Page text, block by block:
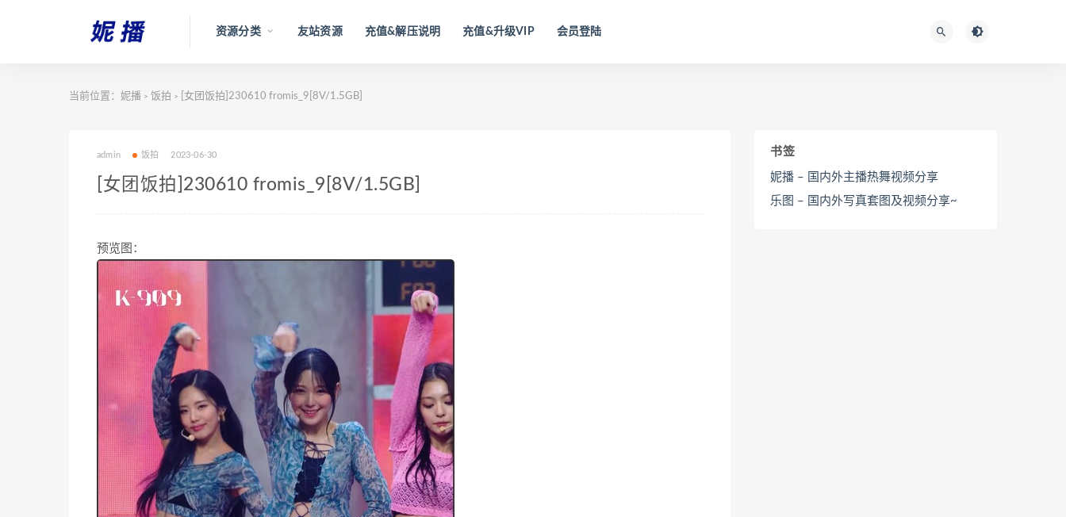
资源分类 友站资源 充值&解压说明 充值&升级VIP 会员登陆
当前位置： 妮播 > 饭拍 > [女团饭拍]230610 fromis_9[8V/1.5GB]
admin 饭拍 2023-06-30
[女团饭拍]230610 fromis_9[8V/1.5GB]
预览图：
书签
妮播 – 国内外主播热舞视频分享
乐图 – 国内外写真套图及视频分享~